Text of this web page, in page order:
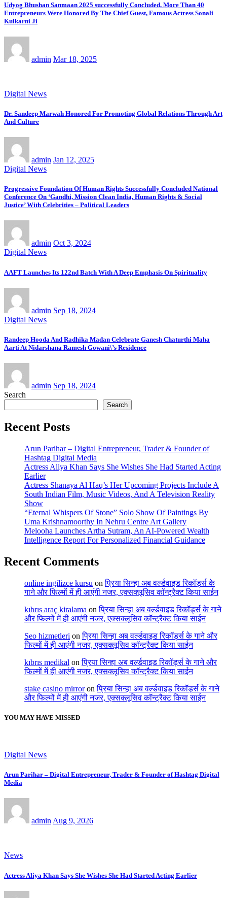
Udyog Bhushan Sanmaan 2025 successfully Concluded, More Than 40
Entrepreneurs Were Honored By The Chief Guest, Famous Actress Sonali
Kulkarni Ji
admin Mar 18, 2025
Digital News
Dr. Sandeep Marwah Honored For Promoting Global Relations Through Art
And Culture
admin Jan 12, 2025
Digital News
Progressive Foundation Of Human Rights Successfully Concluded National
Conference On ‘Gandhi, Mission Clean India, Human Rights & Social
Justice’ With Celebrities – Political Leaders
admin Oct 3, 2024
Digital News
AAFT Launches Its 122nd Batch With A Deep Emphasis On Spirituality
admin Sep 18, 2024
Digital News
Randeep Hooda And Radhika Madan Celebrate Ganesh Chaturthi Maha
Aarti At Nidarshana Ramesh Gowani\’s Residence
admin Sep 18, 2024
Search
Search
Recent Posts
Arun Parihar – Digital Entrepreneur, Trader & Founder of
Hashtag Digital Media
Actress Aliya Khan Says She Wishes She Had Started Acting
Earlier
Actress Shanaya Al Haq’s Her Upcoming Projects Include A
South Indian Film, Music Videos, And A Television Reality
Show
“Eternal Whispers Of Stone” Solo Show Of Paintings By
Uma Krishnamoorthy In Nehru Centre Art Gallery
Melooha Launches Artha Sutram, An AI-Powered Wealth
Intelligence Report For Personalized Financial Guidance
Recent Comments
online ingilizce kursu onप्रिया सिन्हा अब वर्ल्डवाइड रिकॉर्ड्स के
गाने और फिल्मों में ही आएंगी नजर, एक्सक्लूसिव कॉन्ट्रैक्ट किया साईन
kıbrıs araç kiralama onप्रिया सिन्हा अब वर्ल्डवाइड रिकॉर्ड्स के गाने
और फिल्मों में ही आएंगी नजर, एक्सक्लूसिव कॉन्ट्रैक्ट किया साईन
Seo hizmetleri onप्रिया सिन्हा अब वर्ल्डवाइड रिकॉर्ड्स के गाने और
फिल्मों में ही आएंगी नजर, एक्सक्लूसिव कॉन्ट्रैक्ट किया साईन
kıbrıs medikal onप्रिया सिन्हा अब वर्ल्डवाइड रिकॉर्ड्स के गाने और
फिल्मों में ही आएंगी नजर, एक्सक्लूसिव कॉन्ट्रैक्ट किया साईन
stake casino mirroronप्रिया सिन्हा अब वर्ल्डवाइड रिकॉर्ड्स के गाने
और फिल्मों में ही आएंगी नजर, एक्सक्लूसिव कॉन्ट्रैक्ट किया साईन
YOU MAY HAVE MISSED
Digital News
Arun Parihar – Digital Entrepreneur, Trader & Founder of Hashtag Digital
Media
adminAug 9, 2026
News
Actress Aliya Khan Says She Wishes She Had Started Acting Earlier